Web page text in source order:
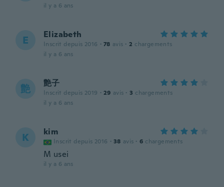
il y a 6 ans
E Elizabeth
Inscrit depuis 2016 · 78 avis · 2 chargements
il y a 6 ans
艶 艶子
Inscrit depuis 2019 · 29 avis · 3 chargements
il y a 6 ans
K kim
Inscrit depuis 2016 · 38 avis · 6 chargements
M usei
il y a 6 ans